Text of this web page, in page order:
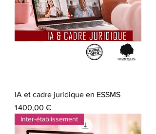
IA et cadre juridique en ESSMS
Prix
1 400,00 €
Inter-établissement